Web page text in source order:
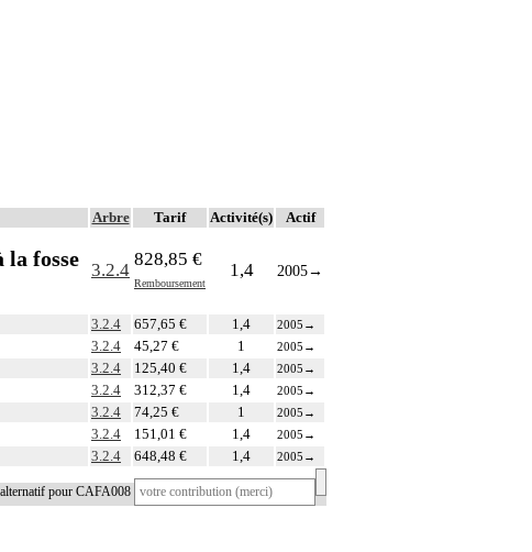
Arbre Tarif Activité(s) Actif
la fosse 3.2.4
828,85 €
Remboursement
1,4 2005→
3.2.4 657,65 € 1,4 2005 →
3.2.4 45,27 € 1 2005 →
3.2.4 125,40 € 1,4 2005 →
3.2.4 312,37 € 1,4 2005 →
3.2.4 74,25 € 1 2005 →
3.2.4 151,01 € 1,4 2005 →
3.2.4 648,48 € 1,4 2005 →
pour CAFA008